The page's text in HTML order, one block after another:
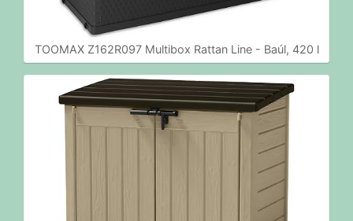
TOOMAX Z162R097 Multibox Rattan Line - Baúl, 420 l